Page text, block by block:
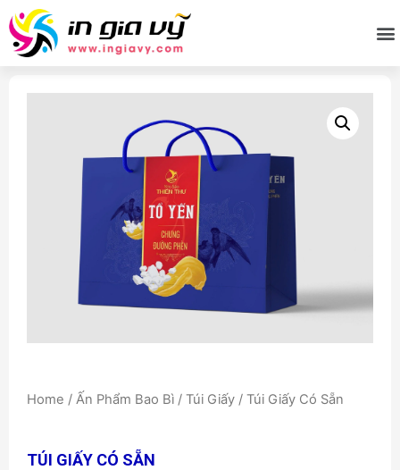
Home / Ấn Phẩm Bao Bì / Túi Giấy / Túi Giấy Có Sẵn
TÚI GIẤY CÓ SẴN